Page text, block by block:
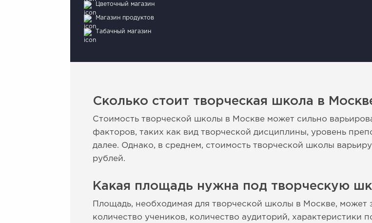
Цветочный магазин
Магазин продуктов
Табачный магазин
Сколько стоит творческая школа в
Стоимость творческой школы в Москве может сильно
факторов, таких как вид творческой дисциплины, уровень
далее. Однако, в среднем, стоимость творческой школы
рублей.
Какая площадь нужна под творческую
Площадь, необходимая для творческой школы в Москве, может
количество учеников, количество аудиторий,